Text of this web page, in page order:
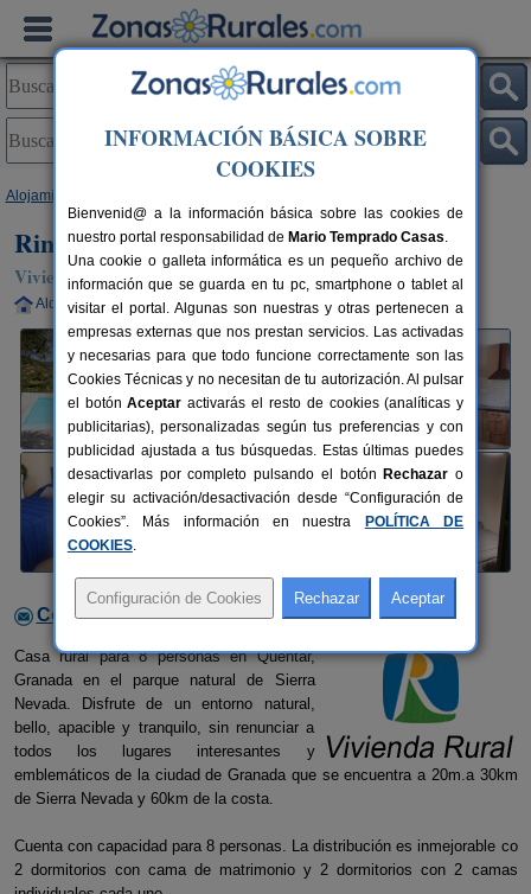
Alojamientos
Rincón de Elena
Vivienda turística en Quéntar (Granada)
Alquiler completo 8 plazas 20 km de Granada
Contactar con el alojamiento
Casa rural para 8 personas en Quéntar,
Granada en el parque natural de Sierra
Nevada. Disfrute de un entorno natural,
bello, apacible y tranquilo, sin renunciar a
todos los lugares interesantes y
emblemáticos de la ciudad de Granada que se encuentra a 20m.a 30km
de Sierra Nevada y 60km de la costa.
Cuenta con capacidad para 8 personas. La distribución es inmejorable co
2 dormitorios con cama de matrimonio y 2 dormitorios con 2 camas
INFORMACIÓN BÁSICA SOBRE
COOKIES
Bienvenid@ a la información básica sobre las cookies de
nuestro portal responsabilidad de Mario Temprado Casas.
Una cookie o galleta informática es un pequeño archivo de
información que se guarda en tu pc, smartphone o tablet al
visitar el portal. Algunas son nuestras y otras pertenecen a
empresas externas que nos prestan servicios. Las activadas
y necesarias para que todo funcione correctamente son las
Cookies Técnicas y no necesitan de tu autorización. Al pulsar
el botónAceptar activarás el resto de cookies (analíticas y
publicitarias), personalizadas según tus preferencias y con
publicidad ajustada a tus búsquedas. Estas últimas puedes
desactivarlas por completo pulsando el botón Rechazar o
elegir su activación/desactivación desde “Configuración de
Cookies”. Más información en nuestra
POLÍTICA DE
COOKIES.